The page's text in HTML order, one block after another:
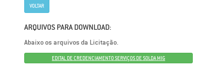
VOLTAR
ARQUIVOS PARA DOWNLOAD:
Abaixo os arquivos da Licitação.
EDITAL DE CREDENCIAMENTO SERVIÇOS DE SOLDA MIG